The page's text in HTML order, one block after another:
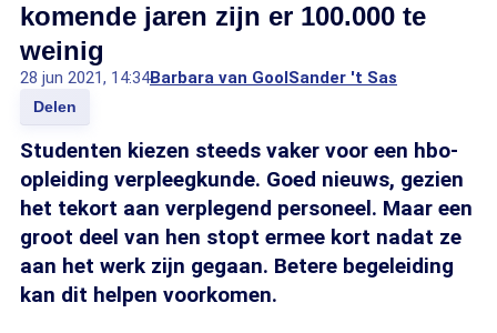
komende jaren zijn er 100.000 te
weinig
28 jun 2021, 14:34Barbara van GoolSander 't Sas
Delen
Studenten kiezen steeds vaker voor een hbo-
opleiding verpleegkunde. Goed nieuws, gezien
het tekort aan verplegend personeel. Maar een
groot deel van hen stopt ermee kort nadat ze
aan het werk zijn gegaan. Betere begeleiding
kan dit helpen voorkomen.